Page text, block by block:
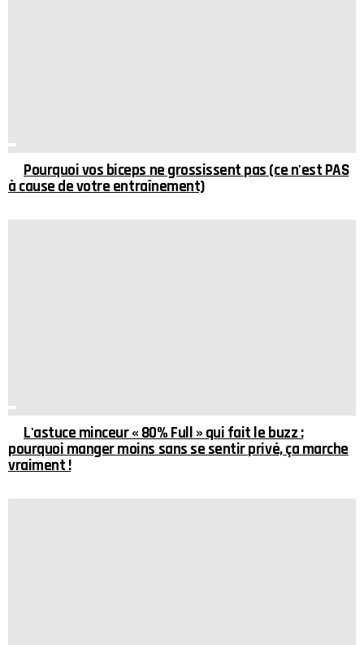
Pourquoi vos biceps ne grossissent pas (ce n'est PAS
à cause de votre entraînement)
L'astuce minceur « 80% Full » qui fait le buzz :
pourquoi manger moins sans se sentir privé, ça marche
vraiment !